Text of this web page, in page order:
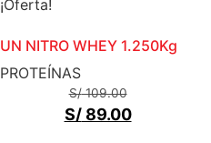
¡Oferta!
UN NITRO WHEY 1.250Kg
PROTEÍNAS
S/109.00
S/89.00